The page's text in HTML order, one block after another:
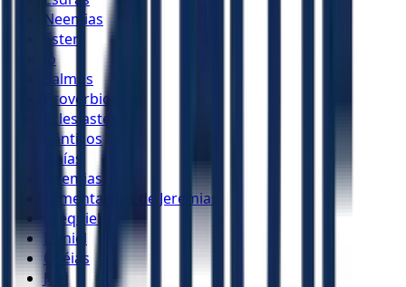
Neemias
Ester
Jó
Salmos
Provérbios
Eclesiastes
Cânticos
Isaías
Jeremias
Lamentações de Jeremias
Ezequiel
Daniel
Oséias
Joel